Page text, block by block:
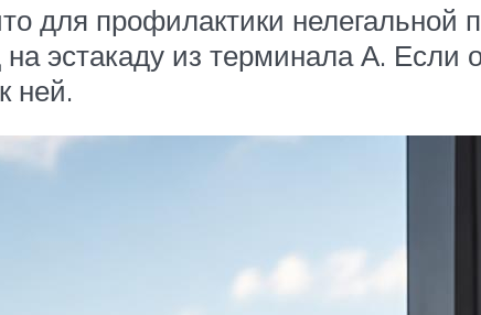
для профилактики нелегальной
на эстакаду из терминала А.
ней.